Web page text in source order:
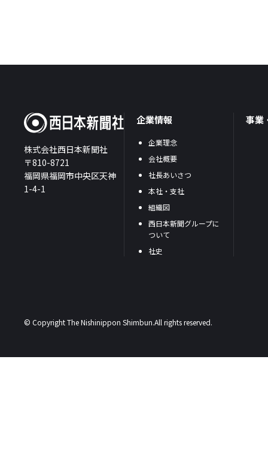
株式会社西日本新聞社
〒810-8721
福岡県福岡市中央区天神
1-4-1
企業情報
企業理念
会社概要
社長あいさつ
本社・支社
組織図
西日本新聞グループに
ついて
社史
事業
© Copyright The Nishinippon Shimbun.All rights reserved.